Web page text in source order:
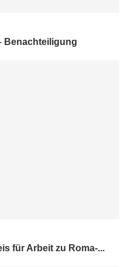
Benachteiligung
für Arbeit zu Roma-...